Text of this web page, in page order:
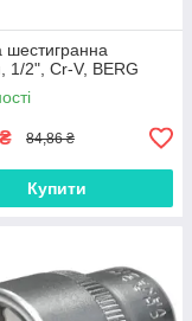
шестигранна
1/2", Cr-V, BERG
₴ 84,86 ₴
Купити